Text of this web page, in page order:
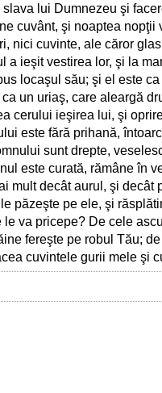
lui Dumnezeu şi
cuvânt, şi noaptea nopţii
nici cuvinte, ale căror
a ieşit vestirea lor, şi la
locaşul său; şi el este
un uriaş, care aleargă
cerului ieşirea lui, şi
este fără prihană,
sunt drepte,
este curată, rămâne în
mult decât aurul, şi
păzeşte pe ele, şi
le va pricepe? De cele
fereşte pe robul Tău;
cuvintele gurii mele şi